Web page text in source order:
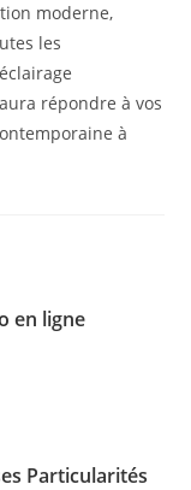
moderne,
les
répondre à vos
à
en ligne
Particularités